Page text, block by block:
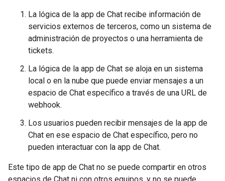
La lógica de la app de Chat recibe información de
servicios externos de terceros, como un sistema de
administración de proyectos o una herramienta de
tickets.
La lógica de la app de Chat se aloja en un sistema
local o en la nube que puede enviar mensajes a un
espacio de Chat específico a través de una URL de
webhook.
Los usuarios pueden recibir mensajes de la app de
Chat en ese espacio de Chat específico, pero no
pueden interactuar con la app de Chat.
Este tipo de app de Chat no se puede compartir en otros